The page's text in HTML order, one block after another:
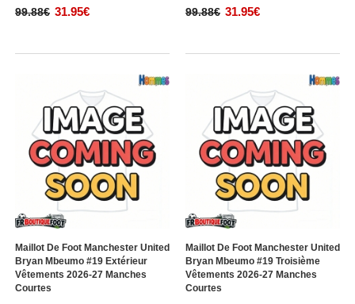
99.88€ 31.95€ 99.88€ 31.95€
Maillot De Foot Manchester United
Bryan Mbeumo #19 Extérieur
Vêtements 2026-27 Manches
Courtes
Maillot De Foot Manchester United
Bryan Mbeumo #19 Troisième
Vêtements 2026-27 Manches
Courtes